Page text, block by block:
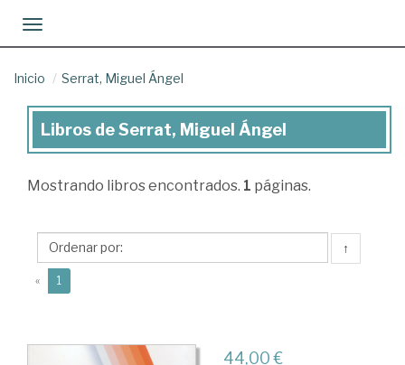
Toggle navigation
Inicio Serrat, Miguel Ángel
Libros
Serrat,
Ángel
Libros de Serrat, Miguel Ángel
Mostrando libros encontrados. 1 páginas.
↑
« 1
44,00 €